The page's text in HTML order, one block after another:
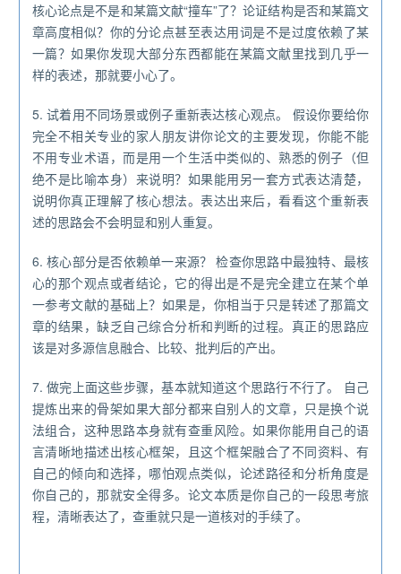
核心论点是不是和某篇文献“撞车”了？论证结构是否和某篇文
章高度相似？你的分论点甚至表达用词是不是过度依赖了某
一篇？如果你发现大部分东西都能在某篇文献里找到几乎一
样的表述，那就要小心了。
5. 试着用不同场景或例子重新表达核心观点。 假设你要给你
完全不相关专业的家人朋友讲你论文的主要发现，你能不能
不用专业术语，而是用一个生活中类似的、熟悉的例子（但
绝不是比喻本身）来说明？如果能用另一套方式表达清楚，
说明你真正理解了核心想法。表达出来后，看看这个重新表
述的思路会不会明显和别人重复。
6. 核心部分是否依赖单一来源？ 检查你思路中最独特、最核
心的那个观点或者结论，它的得出是不是完全建立在某个单
一参考文献的基础上？如果是，你相当于只是转述了那篇文
章的结果，缺乏自己综合分析和判断的过程。真正的思路应
该是对多源信息融合、比较、批判后的产出。
7. 做完上面这些步骤，基本就知道这个思路行不行了。 自己
提炼出来的骨架如果大部分都来自别人的文章，只是换个说
法组合，这种思路本身就有查重风险。如果你能用自己的语
言清晰地描述出核心框架，且这个框架融合了不同资料、有
自己的倾向和选择，哪怕观点类似，论述路径和分析角度是
你自己的，那就安全得多。论文本质是你自己的一段思考旅
程，清晰表达了，查重就只是一道核对的手续了。